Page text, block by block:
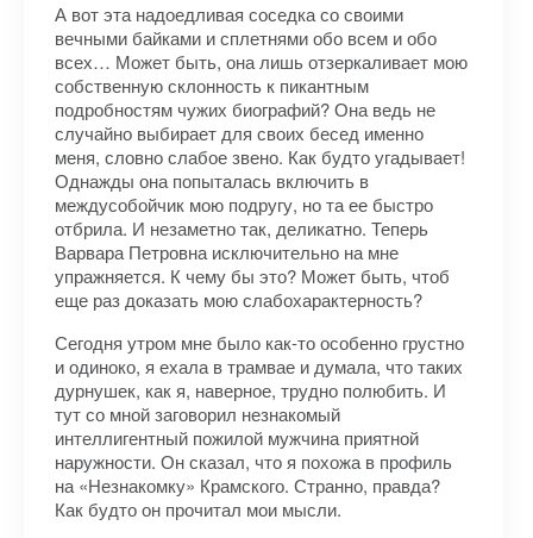
А вот эта надоедливая соседка со своими
вечными байками и сплетнями обо всем и обо
всех… Может быть, она лишь отзеркаливает мою
собственную склонность к пикантным
подробностям чужих биографий? Она ведь не
случайно выбирает для своих бесед именно
меня, словно слабое звено. Как будто угадывает!
Однажды она попыталась включить в
междусобойчик мою подругу, но та ее быстро
отбрила. И незаметно так, деликатно. Теперь
Варвара Петровна исключительно на мне
упражняется. К чему бы это? Может быть, чтоб
еще раз доказать мою слабохарактерность?
Сегодня утром мне было как-то особенно грустно
и одиноко, я ехала в трамвае и думала, что таких
дурнушек, как я, наверное, трудно полюбить. И
тут со мной заговорил незнакомый
интеллигентный пожилой мужчина приятной
наружности. Он сказал, что я похожа в профиль
на «Незнакомку» Крамского. Странно, правда?
Как будто он прочитал мои мысли.